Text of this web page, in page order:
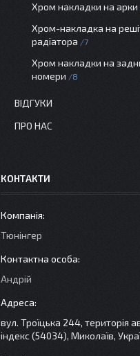
Хром накладки на арки
Хром-накладка на
радіатора
7
Хром накладки на
номери
8
ВІДГУКИ
ПРО НАС
КОНТАКТИ
Тюнінгер
Андрій
вул. Троїцька 244, територія
індекс (54034), Миколаїв,